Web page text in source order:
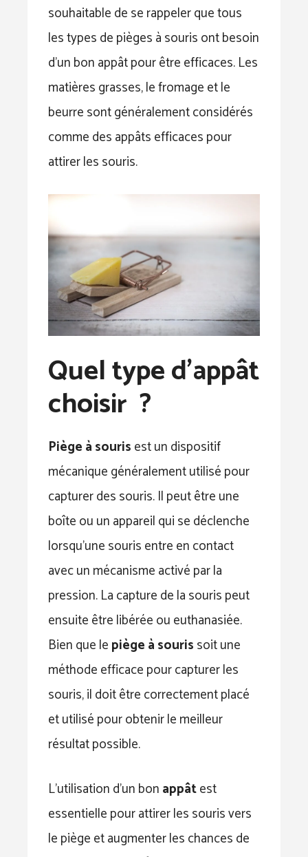
souhaitable de se rappeler que tous
les types de pièges à souris ont besoin
d’un bon appât pour être efficaces. Les
matières grasses, le fromage et le
beurre sont généralement considérés
comme des appâts efficaces pour
attirer les souris.
Quel type d’appât
choisir ?
Piège à sourisest un dispositif
mécanique généralement utilisé pour
capturer des souris. Il peut être une
boîte ou un appareil qui se déclenche
lorsqu’une souris entre en contact
avec un mécanisme activé par la
pression. La capture de la souris peut
ensuite être libérée ou euthanasiée.
Bien que lepiège à sourissoit une
méthode efficace pour capturer les
souris, il doit être correctement placé
et utilisé pour obtenir le meilleur
résultat possible.
L’utilisation d’un bonappâtest
essentielle pour attirer les souris vers
le piège et augmenter les chances de